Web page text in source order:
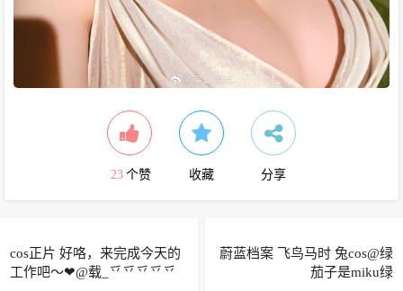
23 个赞 收藏 分享
cos正片 好咯，来完成今天的
工作吧～❤@载_乊乊乊乊乊
蔚蓝档案 飞鸟马时 兔cos@绿
茄子是miku绿